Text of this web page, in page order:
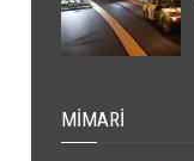
MIMARI